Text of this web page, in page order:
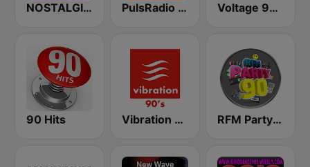
NOSTALGIE EURODANCE PulsRadio 2000 Voltage 90's
90 Hits Vibration 90's RFM Party 90